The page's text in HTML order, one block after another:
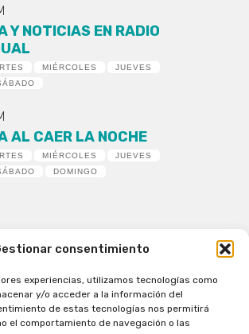
consentimiento
experiencias, utilizamos tecnologías como
y/o acceder a la información del
de estas tecnologías nos permitirá
el comportamiento de navegación o las
Y NOTICIAS EN RADIO
MIÉRCOLES
JUEVES
AL CAER LA NOCHE
MIÉRCOLES
JUEVES
DOMINGO
Digital 2026 - Todos los derechos